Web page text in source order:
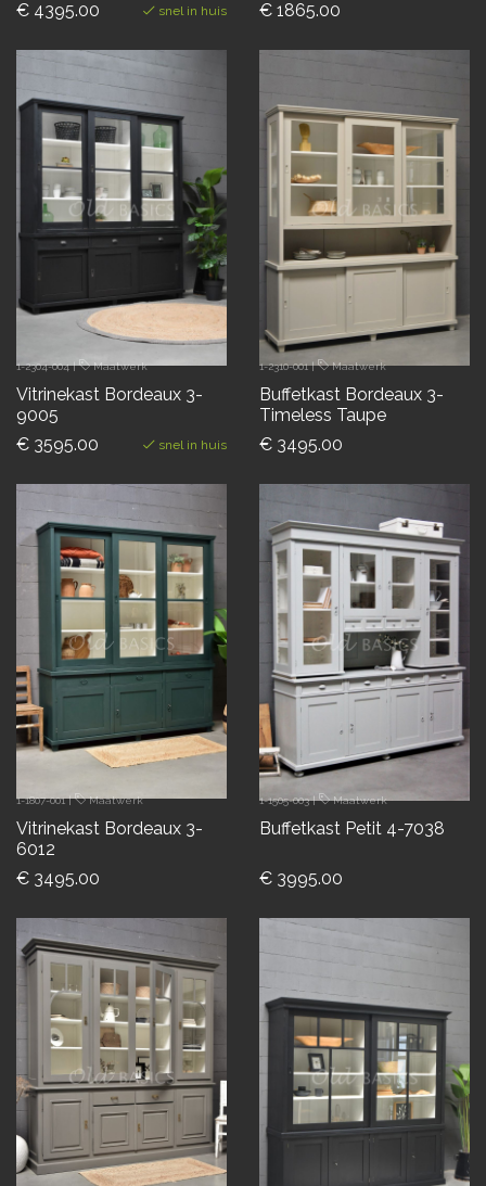
€ 4395.00 snel in huis € 1865.00
1-2304-004| Maatwerk
Vitrinekast Bordeaux 3-
9005
€ 3595.00
snel in huis
1-2310-001| Maatwerk
Buffetkast Bordeaux 3-
Timeless Taupe
€ 3495.00
1-1807-001| Maatwerk
Vitrinekast Bordeaux 3-
6012
€ 3495.00
1-1505-003| Maatwerk
Buffetkast Petit 4-7038
€ 3995.00